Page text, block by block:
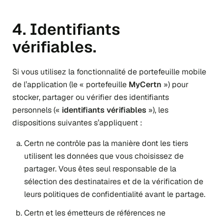
4. Identifiants
vérifiables.
Si vous utilisez la fonctionnalité de portefeuille mobile
de l’application (le « portefeuille MyCertn ») pour
stocker, partager ou vérifier des identifiants
personnels (« identifiants vérifiables »), les
dispositions suivantes s’appliquent :
Certn ne contrôle pas la manière dont les tiers
utilisent les données que vous choisissez de
partager. Vous êtes seul responsable de la
sélection des destinataires et de la vérification de
leurs politiques de confidentialité avant le partage.
Certn et les émetteurs de références ne